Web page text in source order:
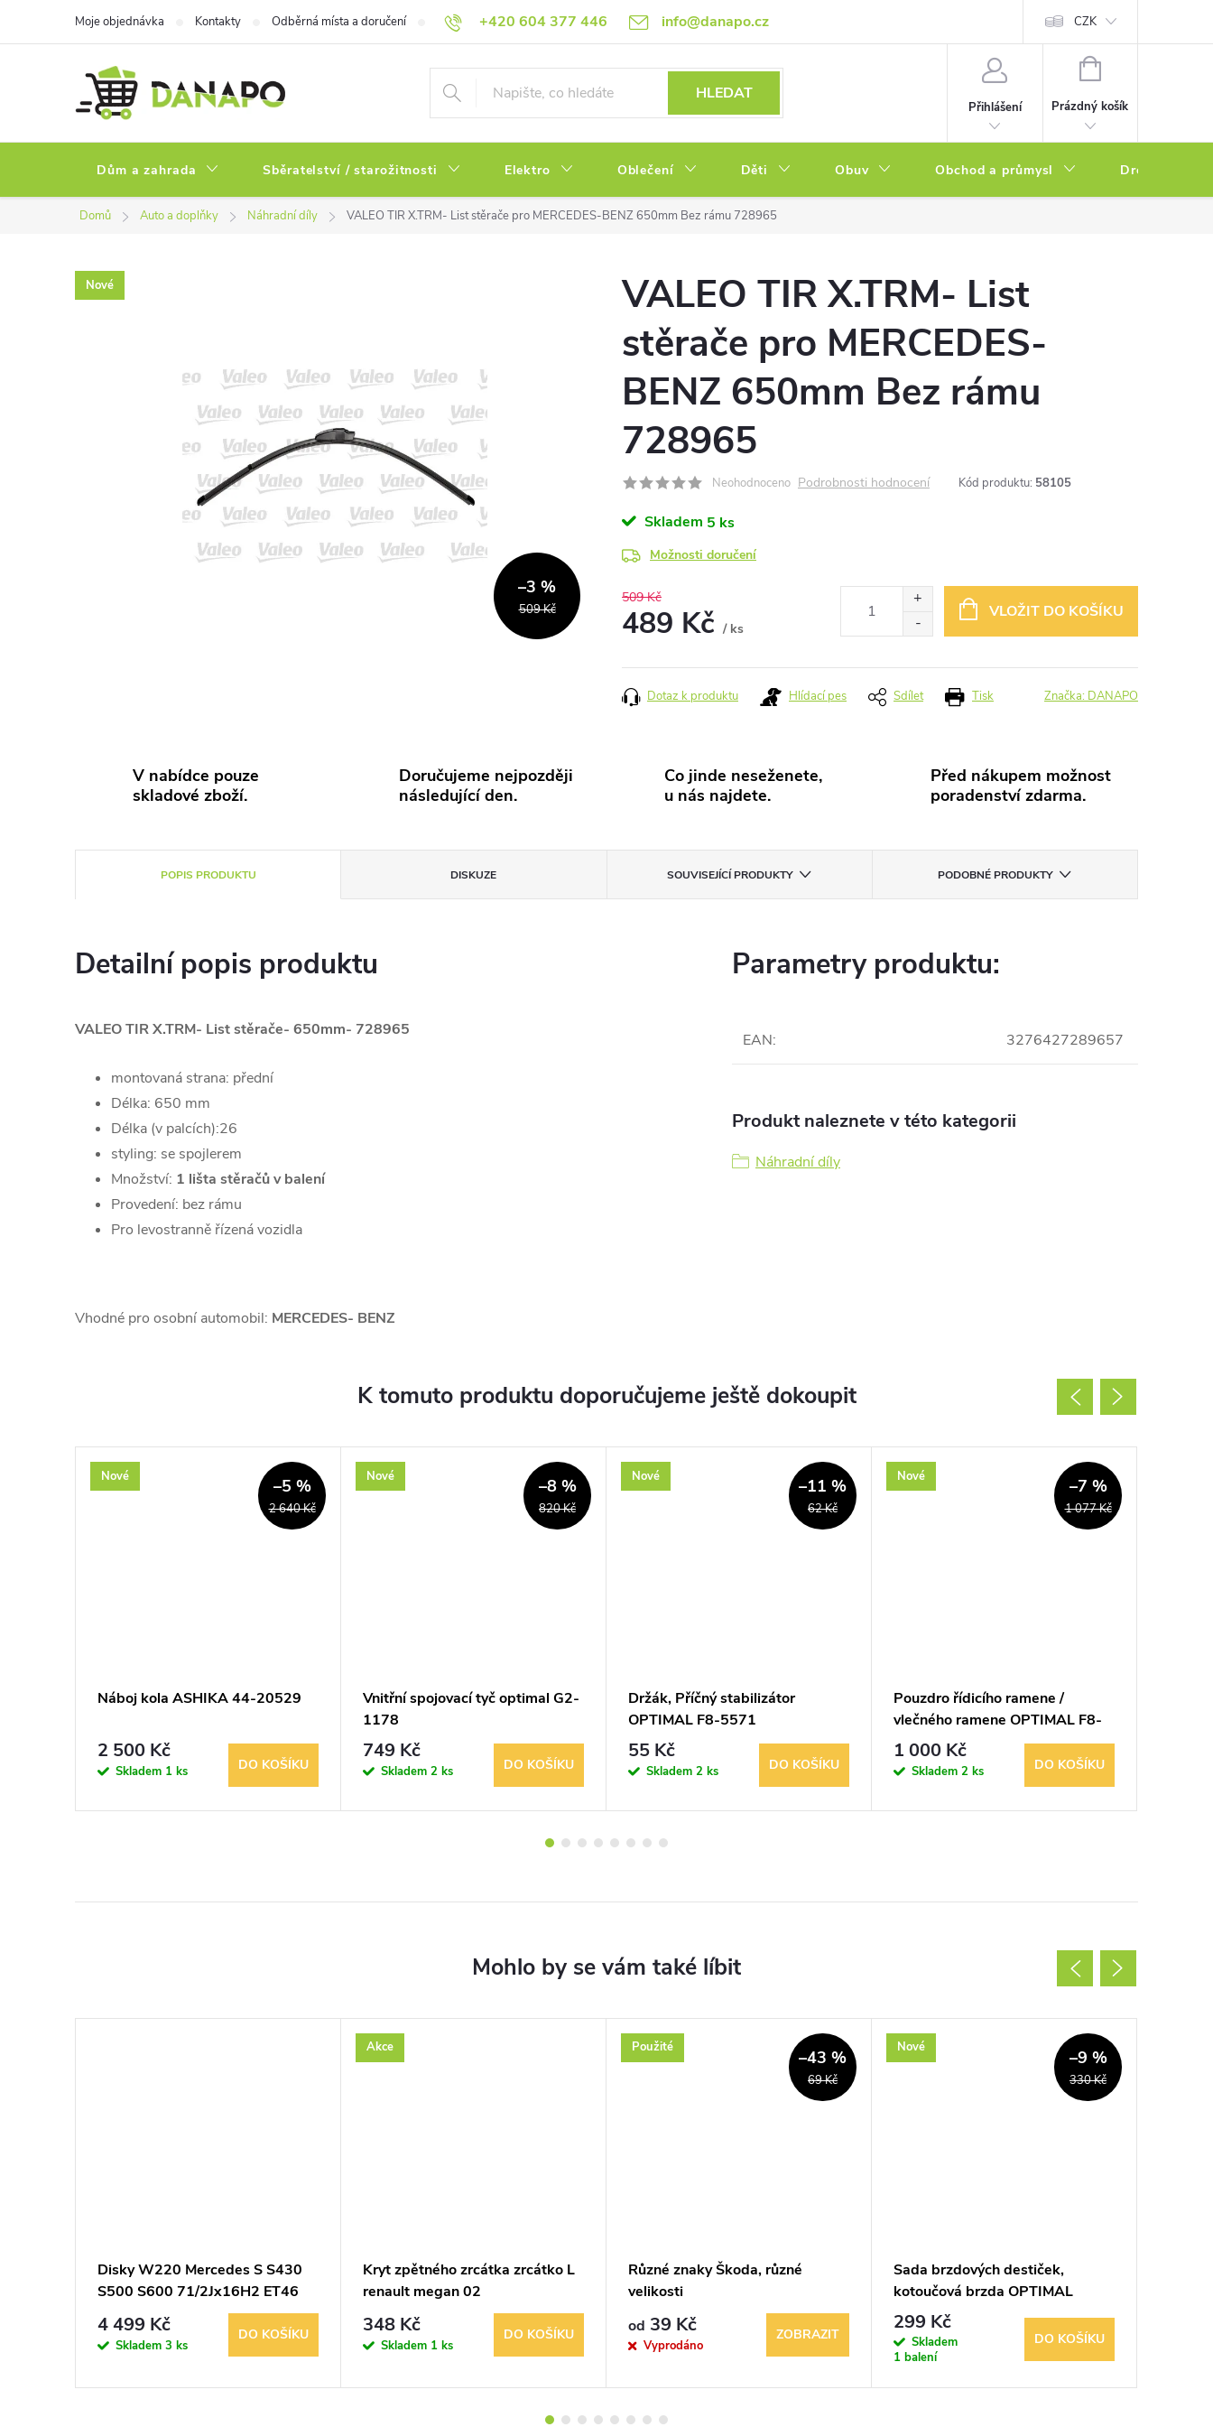
+420 604 377 446 info@danapo.cz
Moje objednávka Kontakty Odběrná místa a doručení Hodnocení obchodu Obchodní podmínky Reklamace a výměna zboží Podmínky ochrany osobních údajů Soubory cookies
CZK
HLEDAT
Přihlášení
NÁKUPNÍ
Prázdný košík
Dům a zahrada Sběratelství / starožitnosti Elektro Oblečení Děti Obuv Obchod a průmysl Drogerie
Domů Auto a doplňky Náhradní díly VALEO TIR X.TRM- List stěrače pro MERCEDES-BENZ 650mm Bez rámu 728965
Nové
509 Kč
–3 %
VALEO TIR X.TRM- List
stěrače pro MERCEDES-
BENZ 650mm Bez rámu
728965
Neohodnoceno Podrobnosti hodnocení Kód produktu: 58105
Skladem 5 ks
Možnosti doručení
509 Kč
489 Kč / ks
cena:
VLOŽIT DO KOŠÍKU
Tisk
Dotaz k produktu Hlídací pes Sdílet Značka: DANAPO
V nabídce pouze
skladové zboží.
Doručujeme nejpozději
následující den.
Co jinde neseženete,
u nás najdete.
Před nákupem možnost
poradenství zdarma.
POPIS PRODUKTU DISKUZE SOUVISEJÍCÍ PRODUKTY PODOBNÉ PRODUKTY
Detailní popis produktu
VALEO TIR X.TRM- List stěrače- 650mm- 728965
montovaná strana: přední
Délka: 650 mm
Délka (v palcích):26
styling: se spojlerem
Množství: 1 lišta stěračů v balení
Provedení: bez rámu
Pro levostranně řízená vozidla
Vhodné pro osobní automobil: MERCEDES- BENZ
Parametry produktu:
EAN: 3276427289657
Produkt naleznete v této kategorii
Náhradní díly
K tomuto produktu doporučujeme ještě dokoupit
Nové
2 640 Kč
–5 %
Náboj kola ASHIKA 44-20529
2 500 Kč
Skladem 1 ks DO KOŠÍKU
Nové
820 Kč
–8 %
Vnitřní spojovací tyč optimal G2-
1178
749 Kč
Skladem 2 ks DO KOŠÍKU
Nové
62 Kč
–11 %
Držák, Příčný stabilizátor
OPTIMAL F8-5571
55 Kč
Skladem 2 ks DO KOŠÍKU
Nové
1 077 Kč
–7 %
Pouzdro řídicího ramene /
vlečného ramene OPTIMAL F8-
6101
1 000 Kč
Skladem 2 ks DO KOŠÍKU
Disky W220 Mercedes S S430
S500 S600 71/2Jx16H2 ET46
4 499 Kč
Skladem 3 ks
DO KOŠÍKU
Akce
Kryt zpětného zrcátka zrcátko L
renault megan 02
348 Kč
Skladem 1 ks
DO KOŠÍKU
Použité
69 Kč
–43 %
Různé znaky Škoda, různé
velikosti
od 39 Kč
Vyprodáno
ZOBRAZIT
Nové
330 Kč
–9 %
Sada brzdových destiček,
kotoučová brzda OPTIMAL
21558
299 Kč
Skladem
1 balení
DO KOŠÍKU